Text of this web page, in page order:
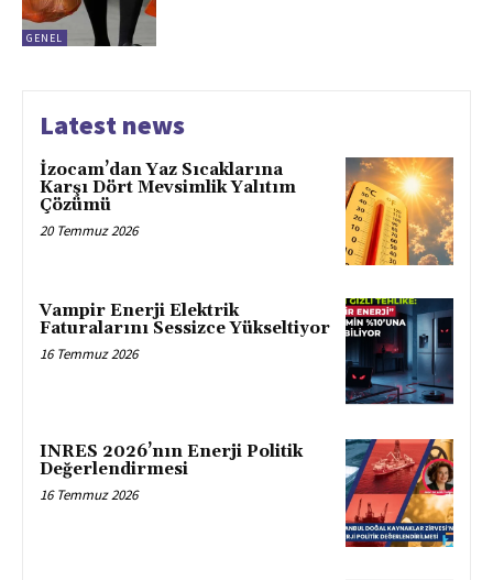
GENEL
Latest news
İzocam’dan Yaz Sıcaklarına
Karşı Dört Mevsimlik Yalıtım
Çözümü
20 Temmuz 2026
Vampir Enerji Elektrik
Faturalarını Sessizce Yükseltiyor
16 Temmuz 2026
INRES 2026’nın Enerji Politik
Değerlendirmesi
16 Temmuz 2026